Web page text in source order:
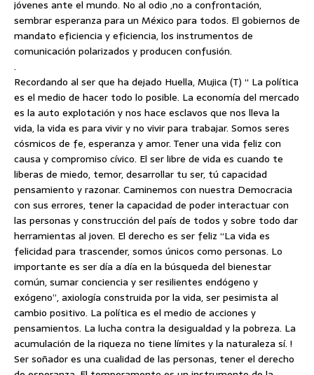
jóvenes ante el mundo. No al odio ,no a confrontación,
sembrar esperanza para un México para todos. El gobiernos de
mandato eficiencia y eficiencia, los instrumentos de
comunicación polarizados y producen confusión.
.
Recordando al ser que ha dejado Huella, Mujica (T) “ La política
es el medio de hacer todo lo posible. La economía del mercado
es la auto explotación y nos hace esclavos que nos lleva la
vida, la vida es para vivir y no vivir para trabajar. Somos seres
cósmicos de fe, esperanza y amor. Tener una vida feliz con
causa y compromiso cívico. El ser libre de vida es cuando te
liberas de miedo, temor, desarrollar tu ser, tú capacidad
pensamiento y razonar. Caminemos con nuestra Democracia
con sus errores, tener la capacidad de poder interactuar con
las personas y construcción del país de todos y sobre todo dar
herramientas al joven. El derecho es ser feliz “La vida es
felicidad para trascender, somos únicos como personas. Lo
importante es ser día a día en la búsqueda del bienestar
común, sumar conciencia y ser resilientes endógeno y
exógeno”, axiología construida por la vida, ser pesimista al
cambio positivo. La política es el medio de acciones y
pensamientos. La lucha contra la desigualdad y la pobreza. La
acumulación de la riqueza no tiene límites y la naturaleza sí. !
Ser soñador es una cualidad de las personas, tener el derecho